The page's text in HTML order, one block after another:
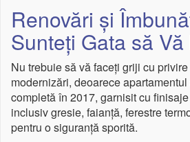
Renovări și
Sunteți Gata să Vă
Nu trebuie să vă faceți griji cu
modernizări, deoarece
completă în 2017, garnisit cu
inclusiv gresie, faianță, ferestre
pentru o siguranță sporită.